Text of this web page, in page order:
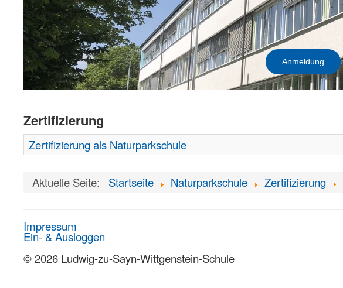
Anmeldung
Zertifizierung
Zertifizierung als Naturparkschule
Aktuelle Seite: Startseite Naturparkschule Zertifizierung
Impressum
Ein- & Ausloggen
© 2026 Ludwig-zu-Sayn-Wittgenstein-Schule